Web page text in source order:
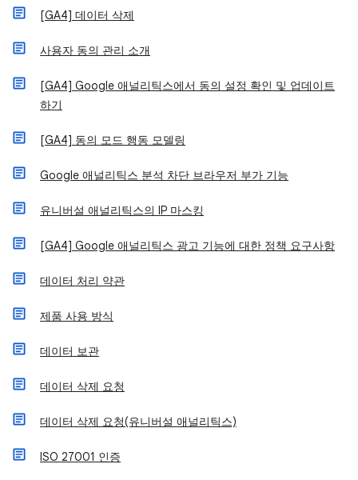
[GA4] 데이터 삭제
사용자 동의 관리 소개
[GA4] Google 애널리틱스에서 동의 설정 확인 및 업데이트
하기
[GA4] 동의 모드 행동 모델링
Google 애널리틱스 분석 차단 브라우저 부가 기능
유니버설 애널리틱스의 IP 마스킹
[GA4] Google 애널리틱스 광고 기능에 대한 정책 요구사항
데이터 처리 약관
제품 사용 방식
데이터 보관
데이터 삭제 요청
데이터 삭제 요청(유니버설 애널리틱스)
ISO 27001 인증